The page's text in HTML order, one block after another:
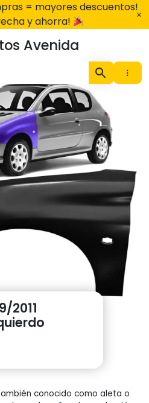
= mayores descuentos!
y ahorra!
Avenida
2011
conocido como aleta o